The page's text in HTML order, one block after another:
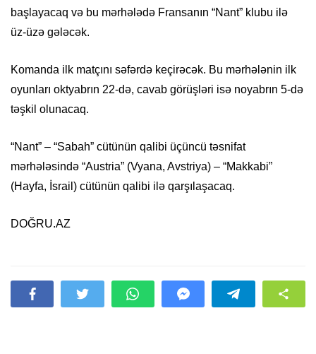
başlayacaq və bu mərhələdə Fransanın “Nant” klubu ilə
üz-üzə gələcək.
Komanda ilk matçını səfərdə keçirəcək. Bu mərhələnin ilk
oyunları oktyabrın 22-də, cavab görüşləri isə noyabrın 5-də
təşkil olunacaq.
“Nant” – “Sabah” cütünün qalibi üçüncü təsnifat
mərhələsində “Austria” (Vyana, Avstriya) – “Makkabi”
(Hayfa, İsrail) cütünün qalibi ilə qarşılaşacaq.
DOĞRU.AZ